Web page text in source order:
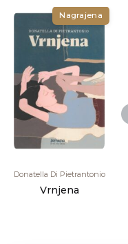
Nagrajena
Donatella Di Pietrantonio
Vrnjena